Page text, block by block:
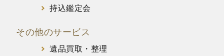
持込鑑定会
その他のサービス
遺品買取・整理